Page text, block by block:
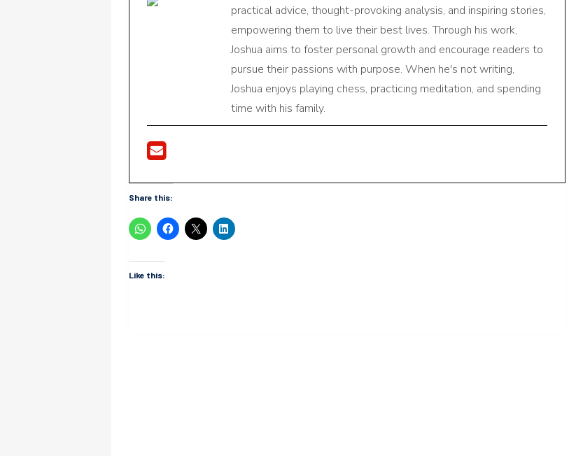
practical advice, thought-provoking analysis, and inspiring stories,
empowering them to live their best lives. Through his work,
Joshua aims to foster personal growth and encourage readers to
pursue their passions with purpose. When he's not writing,
Joshua enjoys playing chess, practicing meditation, and spending
time with his family.
Share this:
Like this: